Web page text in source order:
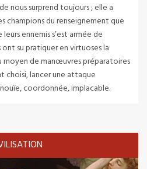
nous surprend toujours ; elle a
champions du renseignement que
ennemis s’est armée de
su pratiquer en virtuoses la
de manœuvres préparatoires
choisi, lancer une attaque
coordonnée, implacable.